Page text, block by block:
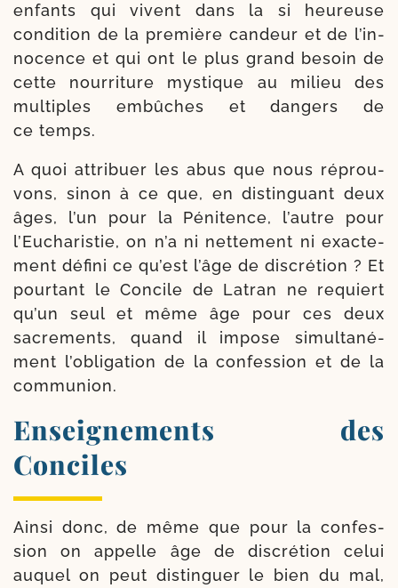
enfants qui vivent dans la si heu­reuse
condi­tion de la pre­mière can­deur et de l’in­
no­cence et qui ont le plus grand besoin de
cette nour­ri­ture mys­tique au milieu des
mul­tiples embûches et dan­gers de
ce temps.
A quoi attri­buer les abus que nous réprou­
vons, sinon à ce que, en dis­tin­guant deux
âges, l’un pour la Pénitence, l’autre pour
l’Eucharistie, on n’a ni net­te­ment ni exac­te­
ment défi­ni ce qu’est l’âge de dis­cré­tion ? Et
pour­tant le Concile de Latran ne requiert
qu’un seul et même âge pour ces deux
sacre­ments, quand il impose simul­ta­né­
ment l’o­bli­ga­tion de la confes­sion et de la
communion.
Enseignements des
Conciles
Ainsi donc, de même que pour la confes­
sion on appelle âge de dis­cré­tion celui
auquel on peut dis­tin­guer le bien du mal,